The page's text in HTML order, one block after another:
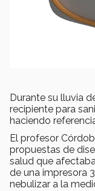
Durante su lluvia
recipiente para
haciendo
El profesor
propuestas de
salud que
de una impresora
nebulizar a la